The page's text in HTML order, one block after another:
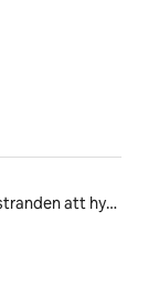
Boenden vid stranden att hyra